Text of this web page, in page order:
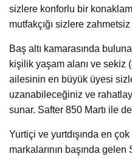
sizlere konforlu bir
mutfakçığı sizlere
Baş altı kamarasında
kişilik yaşam alanı ve
ailesinin en büyük üyesi
uzanabileceğiniz ve
sunar. Safter 850 Martı ile
Yurtiçi ve yurtdışında en
markalarının başında